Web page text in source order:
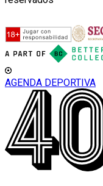
AGENDA DEPORTIVA